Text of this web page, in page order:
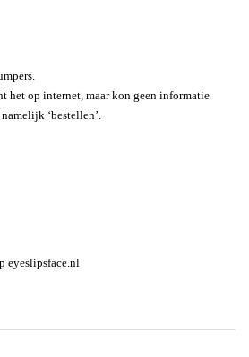
het op internet, maar kon geen informatie
‘bestellen’.
eyeslipsface.nl